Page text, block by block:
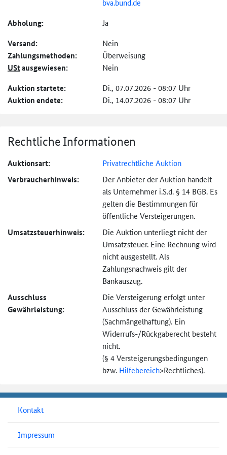
bva.bund.de
Abholung: Ja
Versand: Nein
Zahlungs­methoden: Überweisung
UStausgewiesen: Nein
Auktion startete: Di., 07.07.2026 - 08:07 Uhr
Auktion endete: Di., 14.07.2026 - 08:07 Uhr
Rechtliche Informationen
Auktionsart: Privatrechtliche Auktion
Verbraucher­hinweis:
Der Anbieter der Auktion handelt
als Unternehmer i.S.d. § 14 BGB. Es
gelten die Bestimmungen für
öffentliche Versteigerungen.
Umsatzsteuer­hinweis:
Die Auktion unterliegt nicht der
Umsatzsteuer. Eine Rechnung wird
nicht ausgestellt. Als
Zahlungsnachweis gilt der
Bankauszug.
Ausschluss
Gewährleistung:
Die Versteigerung erfolgt unter
Ausschluss der Gewährleistung
(Sachmängel­haftung). Ein
Widerrufs-/Rückgaberecht besteht
nicht.
(§ 4 Versteigerungs­bedingungen
bzw. Hilfebereich>Rechtliches).
Kontakt
Impressum